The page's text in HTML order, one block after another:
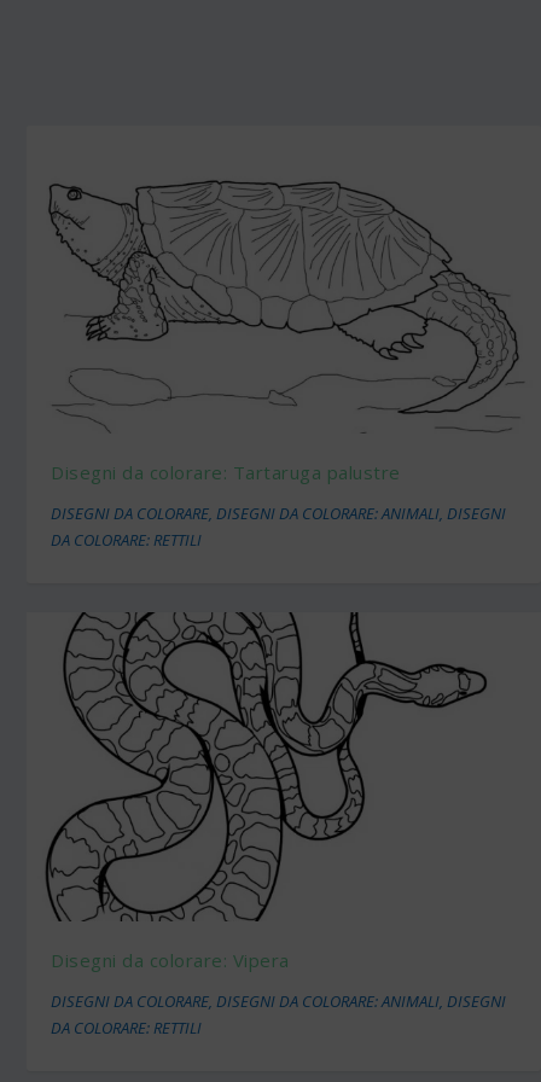
Disegni da colorare: Tartaruga palustre
DISEGNI DA COLORARE,DISEGNI DA COLORARE: ANIMALI,DISEGNI
DA COLORARE: RETTILI
Disegni da colorare: Vipera
DISEGNI DA COLORARE,DISEGNI DA COLORARE: ANIMALI,DISEGNI
DA COLORARE: RETTILI